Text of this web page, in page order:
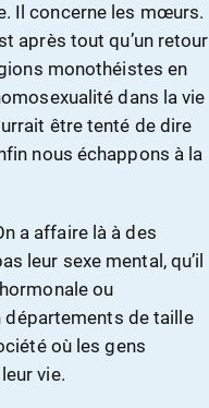
Il concerne les mœurs.
après tout qu’un retour
monothéistes en
dans la vie
être tenté de dire
nous échappons à la
a affaire là à des
leur sexe mental, qu’il
ou
départements de taille
où les gens
vie.